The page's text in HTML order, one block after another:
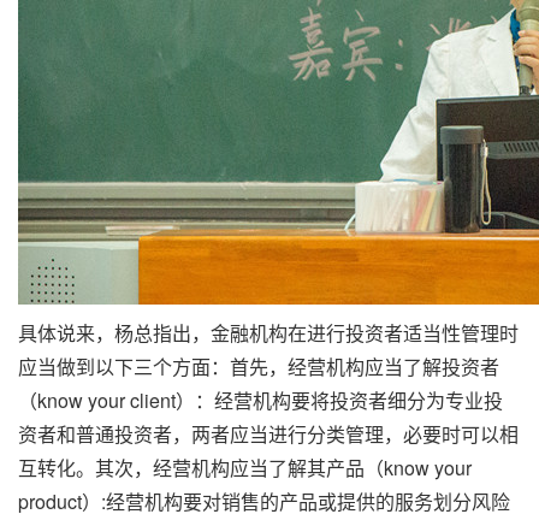
具体说来，杨总指出，金融机构在进行投资者适当性管理时
应当做到以下三个方面：首先，经营机构应当了解投资者
（know your client）：经营机构要将投资者细分为专业投
资者和普通投资者，两者应当进行分类管理，必要时可以相
互转化。其次，经营机构应当了解其产品（know your
product）:经营机构要对销售的产品或提供的服务划分风险